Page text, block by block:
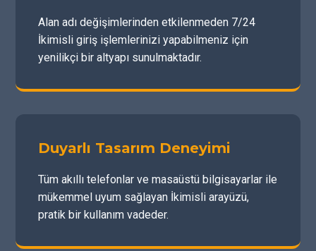
Alan adı değişimlerinden etkilenmeden 7/24
İkimisli giriş işlemlerinizi yapabilmeniz için
yenilikçi bir altyapı sunulmaktadır.
Duyarlı Tasarım Deneyimi
Tüm akıllı telefonlar ve masaüstü bilgisayarlar ile
mükemmel uyum sağlayan İkimisli arayüzü,
pratik bir kullanım vadeder.